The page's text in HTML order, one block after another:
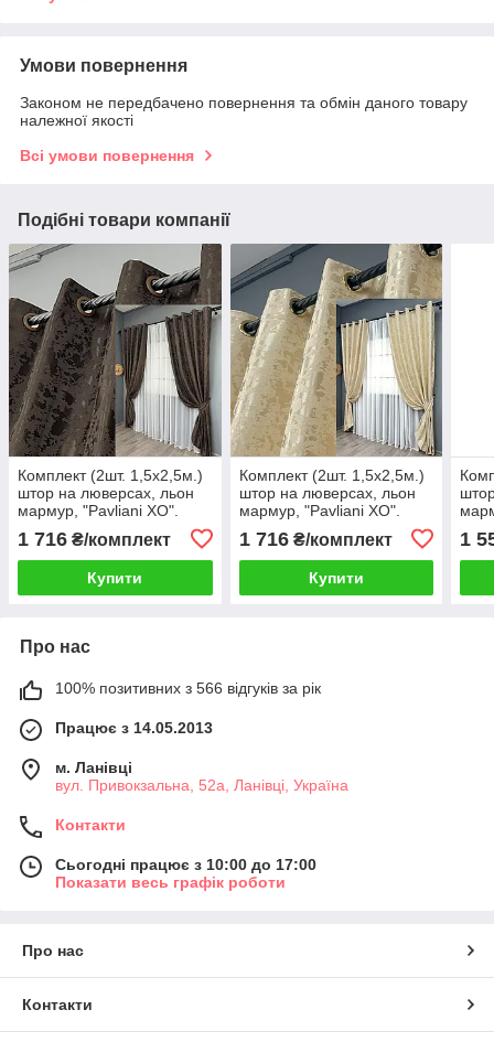
Умови повернення
Законом не передбачено повернення та обмін даного товару
належної якості
Всі умови повернення
Подібні товари компанії
Комплект (2шт. 1,5х2,5м.)
штор на люверсах, льон
мармур, "Pavliani ХО".
37-0321
1 716 ₴/комплект
Купити
Комплект (2шт. 1,5х2,5м.)
штор на люверсах, льон
мармур, "Pavliani ХО".
1909ш 37-0320
1 716₴/комплект
Купити
1
Про нас
100% позитивних з 566 відгуків за рік
Працює з 14.05.2013
м. Ланівці
вул. Привокзальна, 52а, Ланівці, Україна
Контакти
Сьогодні працює з 10:00 до 17:00
Показати весь графік роботи
Про нас
Контакти